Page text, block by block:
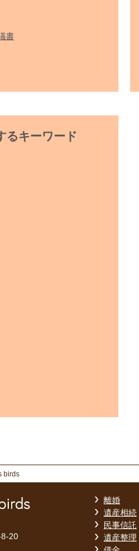
書
るキーワード
birds
20
離婚
遺産相続
民事信託
遺産整理